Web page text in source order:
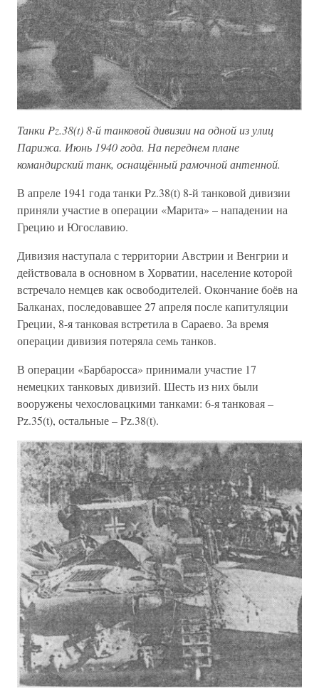
Танки Pz.38(t) 8-й танковой дивизии на одной из улиц
Парижа. Июнь 1940 года. На переднем плане
командирский танк, оснащённый рамочной антенной.
В апреле 1941 года танки Pz.38(t) 8-й танковой дивизии
приняли участие в операции «Марита» – нападении на
Грецию и Югославию.
Дивизия наступала с территории Австрии и Венгрии и
действовала в основном в Хорватии, население которой
встречало немцев как освободителей. Окончание боёв на
Балканах, последовавшее 27 апреля после капитуляции
Греции, 8-я танковая встретила в Сараево. За время
операции дивизия потеряла семь танков.
В операции «Барбаросса» принимали участие 17
немецких танковых дивизий. Шесть из них были
вооружены чехословацкими танками: 6-я танковая –
Pz.35(t), остальные – Pz.38(t).